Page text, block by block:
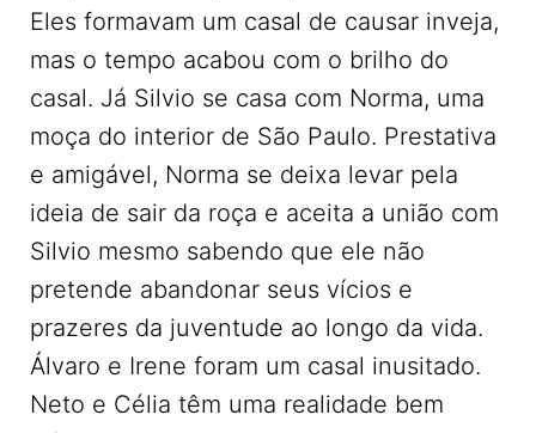
Eles formavam um casal de causar inveja,
mas o tempo acabou com o brilho do
casal. Já Silvio se casa com Norma, uma
moça do interior de São Paulo. Prestativa
e amigável, Norma se deixa levar pela
ideia de sair da roça e aceita a união com
Silvio mesmo sabendo que ele não
pretende abandonar seus vícios e
prazeres da juventude ao longo da vida.
Álvaro e Irene foram um casal inusitado.
Neto e Célia têm uma realidade bem